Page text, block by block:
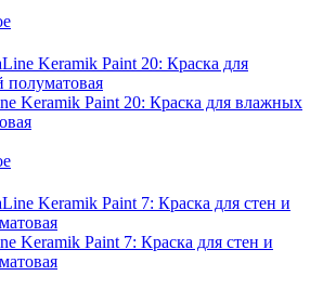
Keramik Paint 20: Краска для влажных
Keramik Paint 7: Краска для стен и